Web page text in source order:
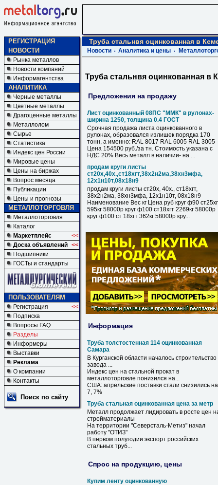
РЕГИСТРАЦИЯ
НОВОСТИ
Рынка металлов
Новости компаний
Информагентства
АНАЛИТИКА
Черные металлы
Цветные металлы
Драгоценные металлы
Металлолом
Сырье
Статистика
Индекс цен России
Мировые цены
Цены на биржах
Вопрос месяца
Публикации
Цены и прогнозы
МЕТАЛЛОТОРГОВЛЯ
Металлоторговля
Каталог
Маркетплейс
<<
Доска объявлений <<
Подшипники
ГОСТы и стандарты
ПОЛЬЗОВАТЕЛЯМ
Регистрация
<<
Подписка
Вопросы FAQ
Разделы
Информеры
Выставки
Реклама
О компании
Контакты
Поиск по сайту
Труба стальнвя оцинкованная в
Новости Аналитика и цены
Труба стальнвя оцинкованная в
Предложения на продажу
Лист оцинкованный 08ПС "ММК" в рулонах-
ширина 1250, толщина 0.4 ГОСТ
Срочная продажа листа оцинкованного в
рулонах, образовался излишек порядка 170
тонн, а именно: RAL 8017 RAL 6005 RAL 3005
Цена 154500 руб./за тн. Стоимость указана с
НДС 20% Весь металл в наличии- на ...
продам круги листы
ст20х,40х.,ст18хгт,38х2н2ма,38хн3мфа,
12х1н10т,08х18н9
продам круги листы ст20х, 40х., ст18хгт,
38х2н2ма, 38хн3мфа, 12х1н10т, 08х18н9
Наименование Вес кг Цена руб круг ф90
595кг 58000р круг ф100 ст18хгт 2269кг 58000р
круг ф100 ст 18хгт 362кг 58000р кру...
Информация
Труба толстостенная 114 оцинкованная
Самара
В Курганской области началось cтроительство
завода ...
Индекс цен на стальной прокат в
металлоторговле понизился на...
США: апрельские поставки стали снизились на
7, 7%
Труба стальная оцинкованная цена за метр
Металл продолжает лидировать в росте цен
стройматериалы
На территории "Северсталь-Метиз" начал
работу "ОТИЗ"
В первом полугодии экспорт российских
стальных труб...
Спрос на продукцию, цены
Купим ленту оцинкованную